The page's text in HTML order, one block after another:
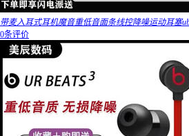
带麦入耳式耳机魔音重低音面条线控降噪运动耳塞
0条评价